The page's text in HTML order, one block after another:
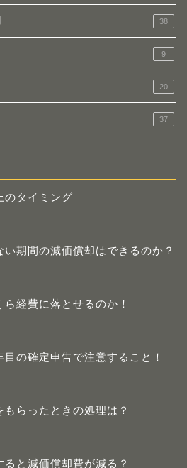
38
9
20
37
のタイミング
い期間の減価償却はできるのか？
経費に落とせる​のか！
目の確定申告で注意すること！
もらったときの処理は？
ると減価償却費が減る？